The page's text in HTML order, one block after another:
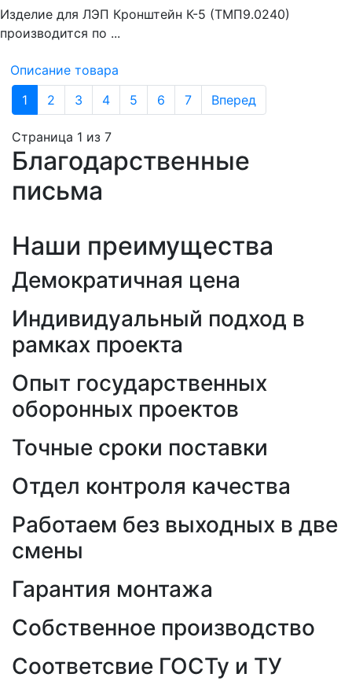
Изделие для ЛЭП Кронштейн К-5 (ТМП9.0240)
производится по ...
Описание товара
1
2 3 4 5 6 7 Вперед
Страница 1 из 7
Благодарственные
письма
Наши преимущества
Демократичная цена
Индивидуальный подход в
рамках проекта
Опыт государственных
оборонных проектов
Точные сроки поставки
Отдел контроля качества
Работаем без выходных в две
смены
Гарантия монтажа
Собственное производство
Соответсвие ГОСТу и ТУ